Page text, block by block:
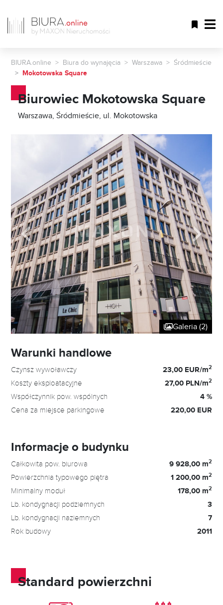
BIURA.online Biura do wynajęcia Warszawa
Śródmieście
Mokotowska Square
Biurowiec Mokotowska Square
Warszawa, Śródmieście, ul. Mokotowska
Galeria (2)
Warunki handlowe
Czynsz wywoławczy 23,00 EUR/m2
Koszty eksploatacyjne 27,00 PLN/m2
Współczynnik pow. wspólnych 4 %
Cena za miejsce parkingowe 220,00 EUR
Informacje o budynku
Całkowita pow. biurowa 9 928,00 m2
Powierzchnia typowego piętra 1 200,00 m2
Minimalny moduł 178,00 m2
Lb. kondygnacji podziemnych 3
Lb. kondygnacji naziemnych 7
Rok budowy 2011
Standard powierzchni